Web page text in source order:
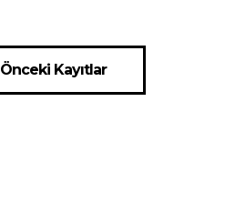
Önceki Kayıtlar